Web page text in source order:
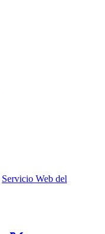
Servicio Web del